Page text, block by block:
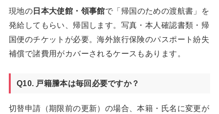
現地の日本大使館・領事館で「帰国のための渡航書」を
発給してもらい、帰国します。写真・本人確認書類・帰
国便のチケットが必要。海外旅行保険のパスポート紛失
補償で諸費用がカバーされるケースもあります。
Q10. 戸籍謄本は毎回必要ですか？
切替申請（期限前の更新）の場合、本籍・氏名に変更が